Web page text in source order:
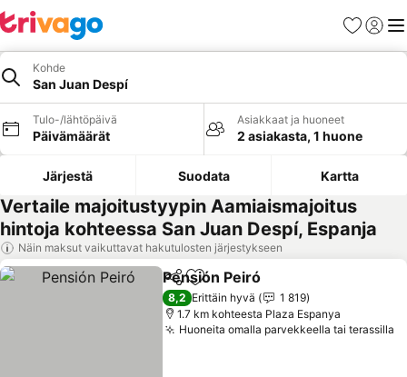
Suosikit
Kohde
San Juan Despí
Tulo-/lähtöpäivä
Päivämäärät
Asiakkaat ja huoneet
2 asiakasta, 1 huone
Järjestä Suodata Kartta
Vertaile majoitustyypin Aamiaismajoitus
hintoja kohteessa San Juan Despí, Espanja
Näin maksut vaikuttavat hakutulosten järjestykseen
Jaa Lisää suosikkeihin
Pensión Peiró
8,2 Erittäin hyvä
1 819
1.7 km kohteesta Plaza Espanya
Huoneita omalla parvekkeella tai terassilla